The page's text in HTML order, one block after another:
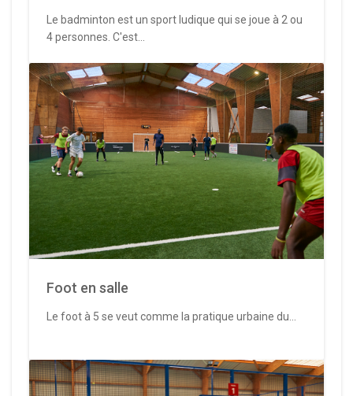
Le badminton est un sport ludique qui se joue à 2 ou
4 personnes. C'est...
Foot en salle
Le foot à 5 se veut comme la pratique urbaine du...